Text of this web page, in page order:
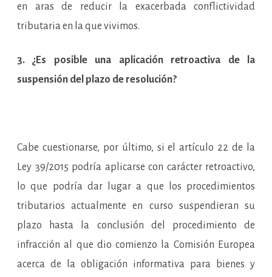
en aras de reducir la exacerbada conflictividad
tributaria en la que vivimos.
3.¿Es posible una aplicación retroactiva de la
suspensión del plazo de resolución?
Cabe cuestionarse, por último, si el artículo 22 de la
Ley 39/2015 podría aplicarse con carácter retroactivo,
lo que podría dar lugar a que los procedimientos
tributarios actualmente en curso suspendieran su
plazo hasta la conclusión del procedimiento de
infracción al que dio comienzo la Comisión Europea
acerca de la obligación informativa para bienes y